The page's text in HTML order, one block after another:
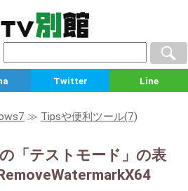
Twitter Line
≫ Tipsや便利ツール(7)
「テストモード」の表